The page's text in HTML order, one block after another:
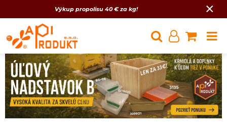
Výkup propolisu 40 € za kg! ×